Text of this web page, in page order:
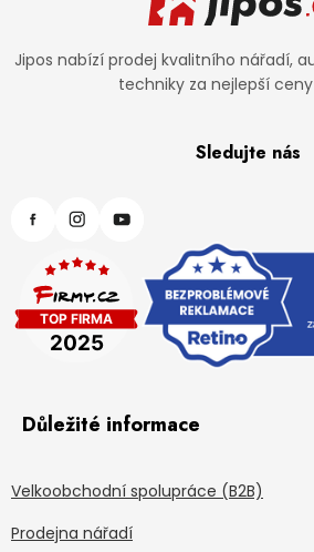
Jipos nabízí prodej kvalitního nářadí,
techniky za nejlepší
Sledujte nás
Důležité informace
Velkoobchodní spolupráce (B2B)
Prodejna nářadí